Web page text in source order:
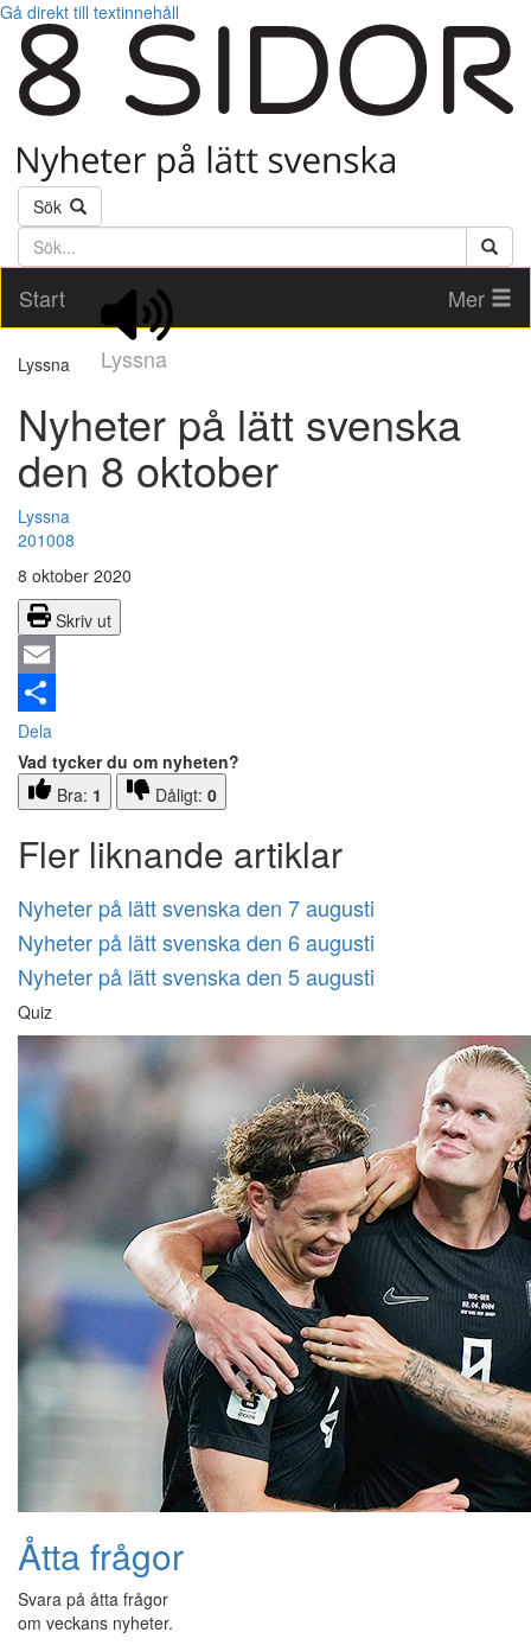
Gå direkt till textinnehåll
Sök
Söktext
Start
Lyssna
Mer
Lyssna
Nyheter på lätt svenska
den 8 oktober
Lyssna
201008
8 oktober 2020
Skriv ut
Email
Dela
Vad tycker du om nyheten?
Bra: 1 Dåligt: 0
Fler liknande artiklar
Nyheter på lätt svenska den 7 augusti
Nyheter på lätt svenska den 6 augusti
Nyheter på lätt svenska den 5 augusti
Quiz
Åtta frågor
Svara på åtta frågor
om veckans nyheter.